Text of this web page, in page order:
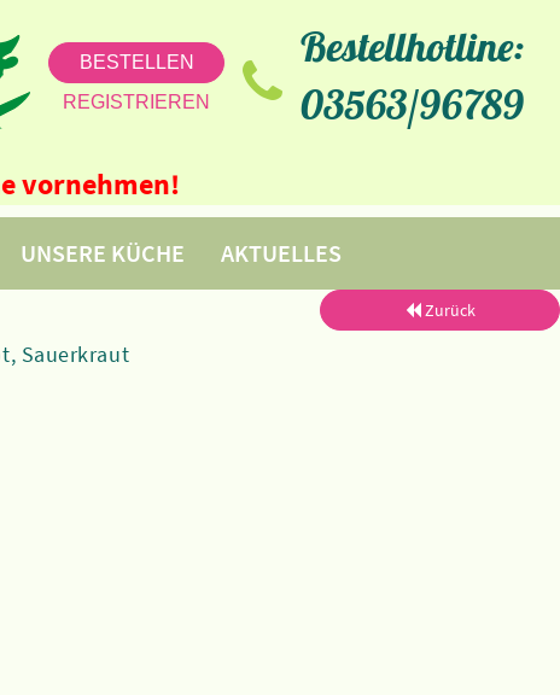
BESTELLEN
REGISTRIEREN
Bestellhotline:
03563/96789
vornehmen!
UNSERE KÜCHE AKTUELLES
Zurück
Sauerkraut